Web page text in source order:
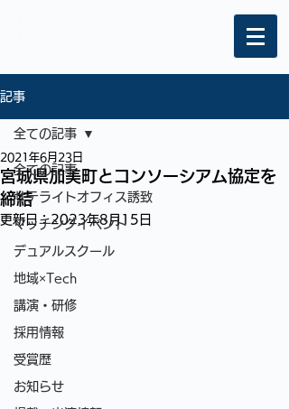
記事
全ての記事
サテライトオフィス誘致
マッチングイベント
デュアルスクール
地域×Tech
講演・研修
採用情報
受賞歴
お知らせ
全ての記事
宮城県加美町とコンソーシアム協定を
締結
2021年6月23日
更新日：2023年8月15日